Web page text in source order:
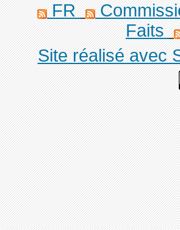
FR
Faits
Site réalisé avec